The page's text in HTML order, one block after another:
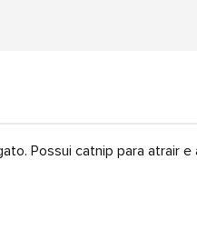
Possui catnip para atrair